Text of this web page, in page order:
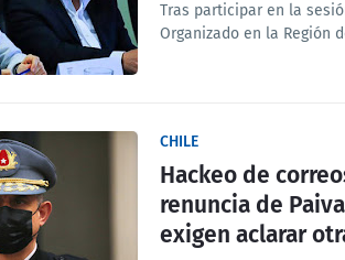
Tras participar en la
Organizado en la Región
CHILE
Hackeo de
renuncia de
exigen aclarar